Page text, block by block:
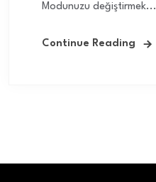
Modunuzu değiştirmek...
Continue Reading